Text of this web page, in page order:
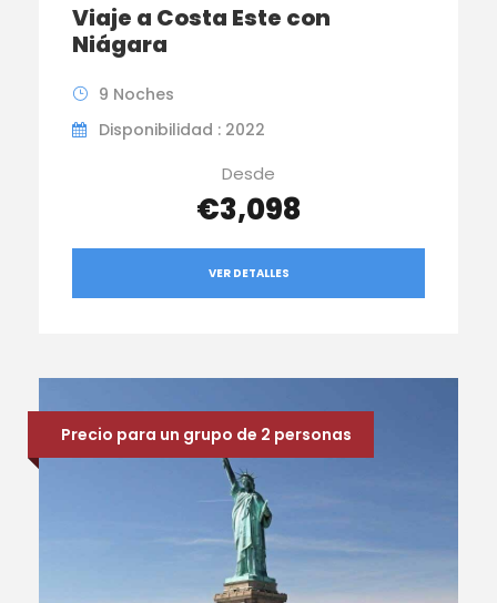
Viaje a Costa Este con
Niágara
9 Noches
Disponibilidad : 2022
Desde
€3,098
VER DETALLES
Precio para un grupo de 2 personas